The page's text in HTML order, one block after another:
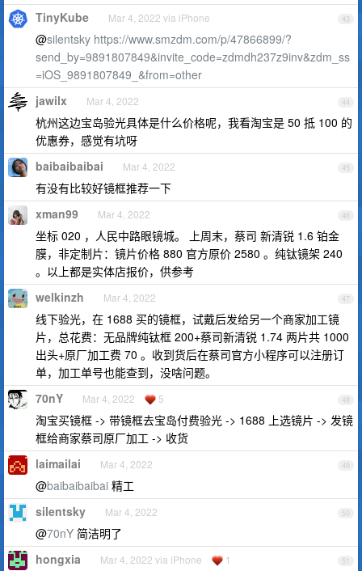
43
TinyKube Mar 4, 2022 via iPhone
@silentsky https://www.smzdm.com/p/47866899/?
send_by=9891807849&invite_code=zdmdh237z9inv&zdm_ss
=iOS_9891807849_&from=other
44
jawilx Mar 4, 2022
杭州这边宝岛验光具体是什么价格呢，我看淘宝是 50 抵 100 的
优惠券，感觉有坑呀
45
baibaibaibai Mar 4, 2022
有没有比较好镜框推荐一下
46
xman99 Mar 4, 2022
坐标 020 ，人民中路眼镜城。 上周末，蔡司 新清锐 1.6 铂金
膜，非定制片：镜片价格 880 官方原价 2580 。纯钛镜架 240
。以上都是实体店报价，供参考
47
welkinzh Mar 4, 2022
线下验光，在 1688 买的镜框，试戴后发给另一个商家加工镜
片，总花费：无品牌纯钛框 200+蔡司新清锐 1.74 两片共 1000
出头+原厂加工费 70 。收到货后在蔡司官方小程序可以注册订
单，加工单号也能查到，没啥问题。
48
70nY Mar 4, 2022 5
淘宝买镜框 -> 带镜框去宝岛付费验光 -> 1688 上选镜片 -> 发镜
框给商家蔡司原厂加工 -> 收货
49
laimailai Mar 4, 2022
@baibaibaibai 精工
50
silentsky Mar 4, 2022
@70nY 简洁明了
51
hongxia Mar 4, 2022 via iPhone 1